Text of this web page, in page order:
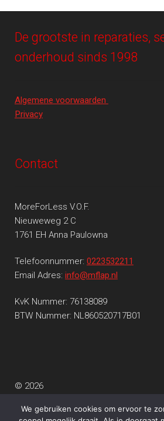
De grootste in reparaties,
onderhoud sinds 1998
Algemene voorwaarden
Privacy
Contact
MoreForLess V.O.F.
Nieuweweg 2 C
1761 EH Anna Paulowna
Telefoonnummer: 0223532211
Email Adres: info@mflap.nl
KvK Nummer: 76138089
BTW Nummer: NL860520717B01
© 2026
We gebruiken cookies om ervoor te